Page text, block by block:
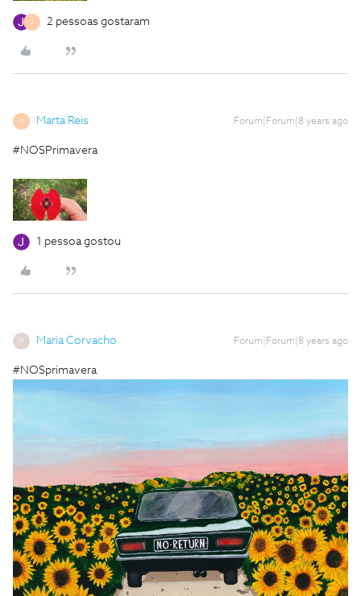
2 pessoas gostaram
M Marta Reis Forum|Forum|8 years ago
#NOSPrimavera
1 pessoa gostou
M Maria Corvacho Forum|Forum|8 years ago
#NOSprimavera